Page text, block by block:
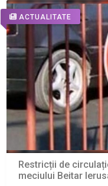
ACTUALITATE
Restricții de
meciului Beitar